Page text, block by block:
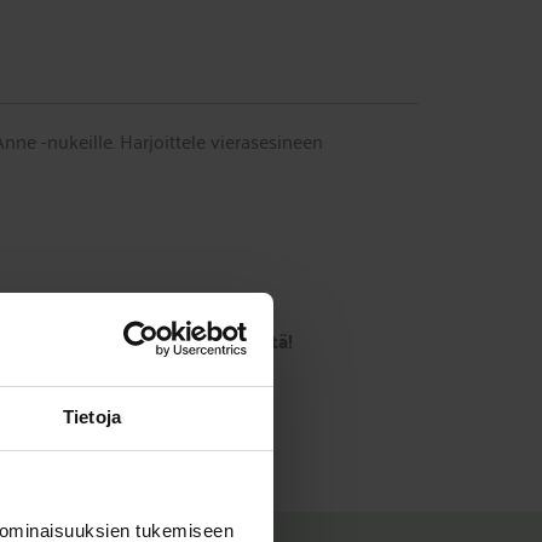
Tietoja
tukemiseen
-nukeille. Harjoittele vierasesineen
ei tarvita erillisiä vierasesineitä!